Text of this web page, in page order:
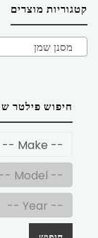
קטגוריות מוצרים
מסנן שמן
חיפוש פילטר